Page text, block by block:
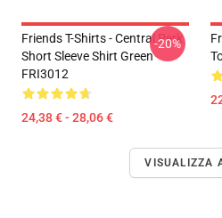
Friends T-Shirts - Central Perk
Short Sleeve Shirt Green
FRI3012
24,38 € - 28,06 €
-20%
VISUALIZZA